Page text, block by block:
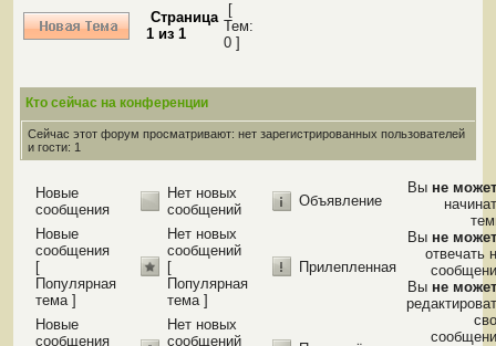
Страница
1 из 1
[
Тем:
0 ]
Кто сейчас на конференции
Сейчас этот форум просматривают: нет зарегистрированных пользователей
и гости: 1
Новые
сообщения
Нет новых
сообщений
Объявление
Новые
сообщения
[
Популярная
тема ]
Нет новых
сообщений
[
Популярная
тема ]
Прилепленная
Новые
сообщения
Нет новых
сообщений
Вы не
Вы не
отвечать
Вы не